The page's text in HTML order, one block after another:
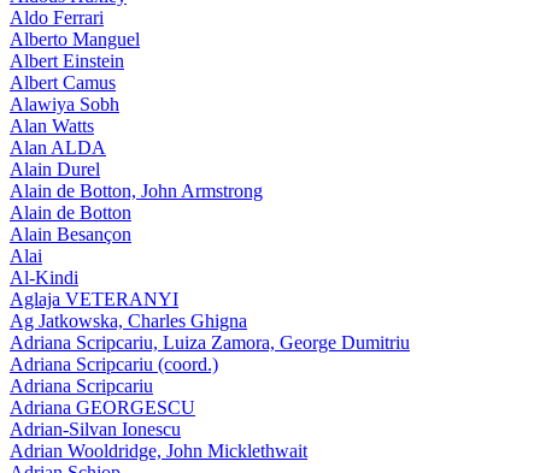
Aldo Ferrari
Alberto Manguel
Albert Einstein
Albert Camus
Alawiya Sobh
Alan Watts
Alan ALDA
Alain Durel
Alain de Botton, John Armstrong
Alain de Botton
Alain Besançon
Alai
Al-Kindi
Aglaja VETERANYI
Ag Jatkowska, Charles Ghigna
Adriana Scripcariu, Luiza Zamora, George Dumitriu
Adriana Scripcariu (coord.)
Adriana Scripcariu
Adriana GEORGESCU
Adrian-Silvan Ionescu
Adrian Wooldridge, John Micklethwait